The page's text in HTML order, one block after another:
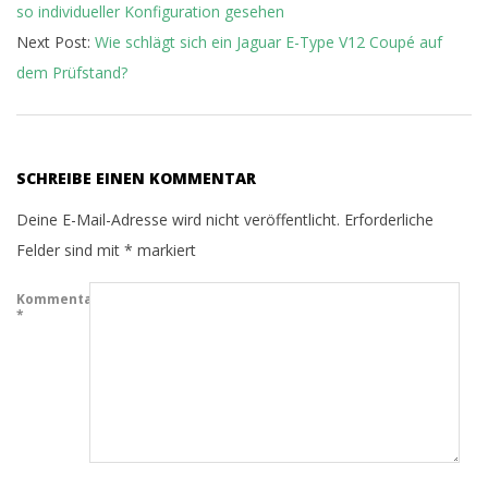
so individueller Konfiguration gesehen
Next Post: Wie schlägt sich ein Jaguar E-Type V12 Coupé auf
dem Prüfstand?
SCHREIBE EINEN KOMMENTAR
Deine E-Mail-Adresse wird nicht veröffentlicht. Erforderliche
Felder sind mit * markiert
Kommentar
*